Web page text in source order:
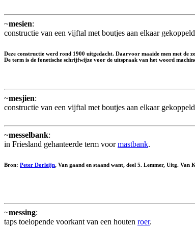
~mesien:
constructie van een vijftal met boutjes aan elkaar
Deze constructie werd rond 1900 uitgedacht. Daarvoor maaide men met de
De term is de fonetische schrijfwijze voor de uitspraak van het woord
~mesjien:
constructie van een vijftal met boutjes aan elkaar
~messelbank:
in Friesland gehanteerde term voormastbank.
Bron: Peter Dorleijn, Van gaand en staand want, deel 5. Lemmer, Uitg.
~messing:
taps toelopende voorkant van een houten roer.